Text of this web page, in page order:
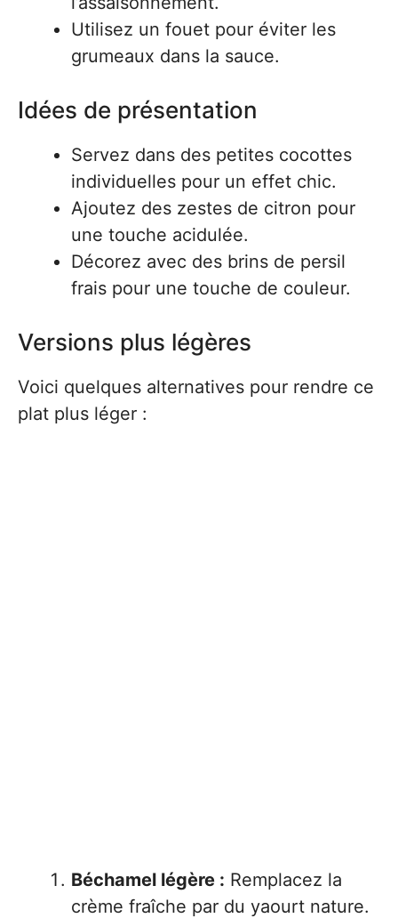
Utilisez un fouet pour éviter les
grumeaux dans la sauce.
Idées de présentation
Servez dans des petites cocottes
individuelles pour un effet chic.
Ajoutez des zestes de citron pour
une touche acidulée.
Décorez avec des brins de persil
frais pour une touche de couleur.
Versions plus légères
Voici quelques alternatives pour rendre ce
plat plus léger :
Béchamel légère : Remplacez la
crème fraîche par du yaourt nature.